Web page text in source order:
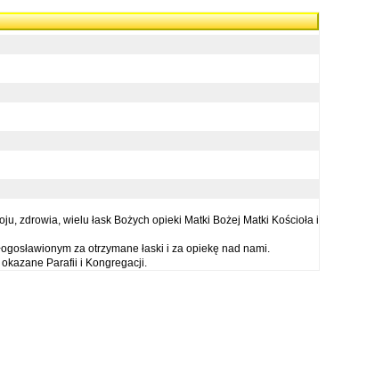
zdrowia, wielu łask Bożych opieki Matki Bożej Matki Kościoła i
za otrzymane łaski i za opiekę nad nami.
Parafii i Kongregacji.